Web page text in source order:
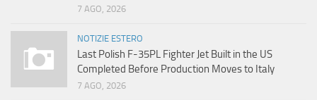
7 AGO, 2026
NOTIZIE ESTERO
Last Polish F-35PL Fighter Jet Built in the US
Completed Before Production Moves to Italy
7 AGO, 2026